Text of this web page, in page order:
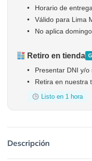
•
Horario de
•
Válido para Lima
•
No aplica
Retiro en tienda
•
Presentar DNI y/
•
Retira en nuestra
Listo en 1 hora
Descripción